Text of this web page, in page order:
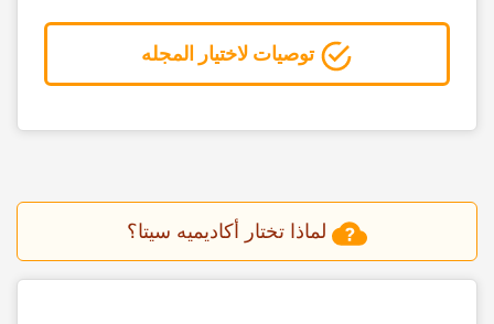
توصیات لاختیار المجله
لماذا تختار أکادیمیه سیتا؟